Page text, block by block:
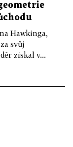
Hawkinga,
svůj
získal v...